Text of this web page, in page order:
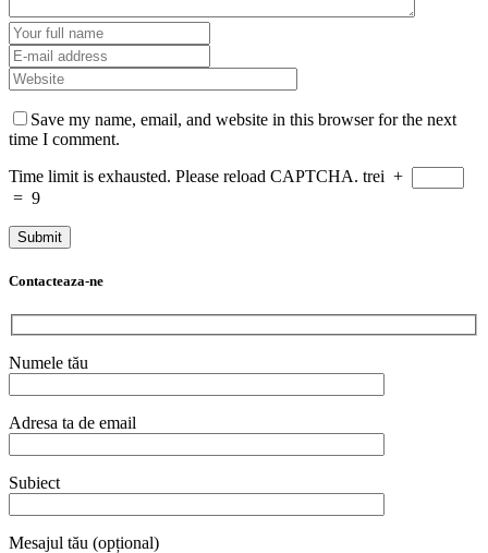
Save my name, email, and website in this browser for the next
time I comment.
Time limit is exhausted. Please reload CAPTCHA. trei +
= 9
Contacteaza-ne
Numele tău
Adresa ta de email
Subiect
Mesajul tău (opțional)